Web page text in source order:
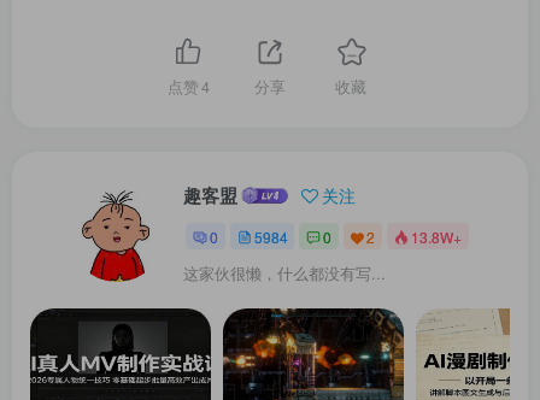
点赞4 分享 收藏
趣客盟 关注
0 5984 0 2 13.8W+
这家伙很懒，什么都没有写...